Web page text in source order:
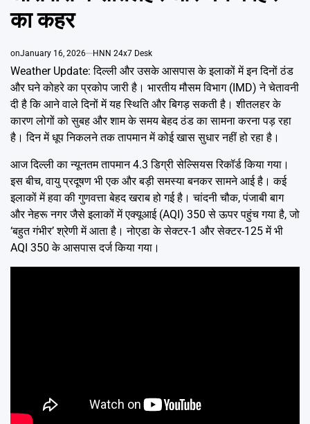
का कहर
onJanuary 16, 2026 HNN 24x7 Desk
Weather Update: दिल्ली और उसके आसपास के इलाकों में इन दिनों ठंड
और घने कोहरे का प्रकोप जारी है। भारतीय मौसम विभाग (IMD) ने चेतावनी
दी है कि आने वाले दिनों में यह स्थिति और बिगड़ सकती है। शीतलहर के
कारण लोगों को सुबह और शाम के समय बेहद ठंड का सामना करना पड़ रहा
है। दिन में धूप निकलने तक तापमान में कोई खास सुधार नहीं हो रहा है।
आज दिल्ली का न्यूनतम तापमान 4.3 डिग्री सेल्सियस रिकॉर्ड किया गया।
इस बीच, वायु प्रदूषण भी एक और बड़ी समस्या बनकर सामने आई है। कई
इलाकों में हवा की गुणवत्ता बेहद खराब हो गई है। चांदनी चौक, पंजाबी बाग
और नेहरू नगर जैसे इलाकों में एक्यूआई (AQI) 350 से ऊपर पहुंच गया है, जो
‘बहुत गंभीर’ श्रेणी में आता है। नोएडा के सेक्टर-1 और सेक्टर-125 में भी
AQI 350 के आसपास दर्ज किया गया।